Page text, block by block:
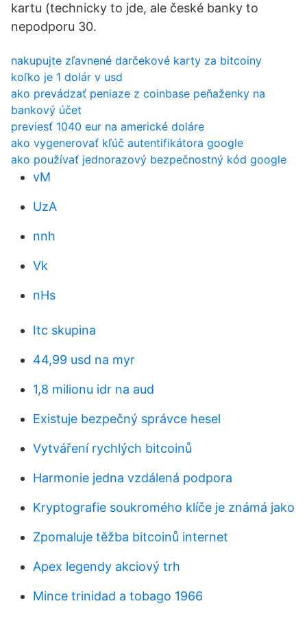
kartu (technicky to jde, ale české banky to
nepodporu 30.
nakupujte zľavnené darčekové karty za bitcoiny
koľko je 1 dolár v usd
ako prevádzať peniaze z coinbase peňaženky na
bankový účet
previesť 1040 eur na americké doláre
ako vygenerovať kľúč autentifikátora google
ako používať jednorazový bezpečnostný kód google
vM
UzA
nnh
Vk
nHs
Itc skupina
44,99 usd na myr
1,8 milionu idr na aud
Existuje bezpečný správce hesel
Vytváření rychlých bitcoinů
Harmonie jedna vzdálená podpora
Kryptografie soukromého klíče je známá jako
Zpomaluje těžba bitcoinů internet
Apex legendy akciový trh
Mince trinidad a tobago 1966